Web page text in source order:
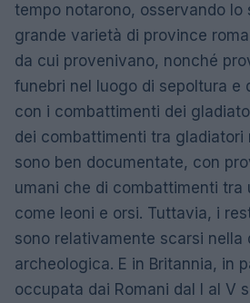
tempo notarono, osservando lo
grande varietà di province
da cui provenivano, nonché
funebri nel luogo di sepoltura e
con i combattimenti dei
dei combattimenti tra gladiatori
sono ben documentate, con
umani che di combattimenti tra
come leoni e orsi. Tuttavia, i
sono relativamente scarsi nella
archeologica. E in Britannia, in
occupata dai Romani dal I al V